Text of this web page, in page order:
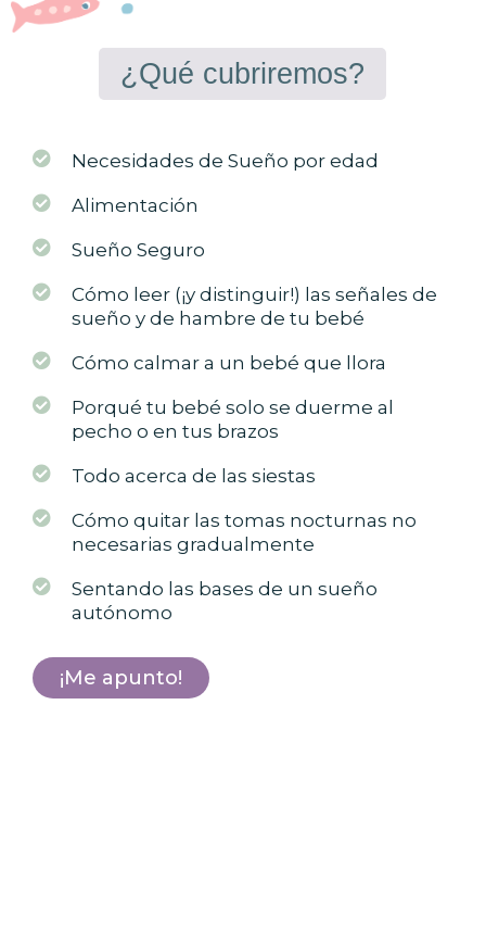
¿Qué cubriremos?
Necesidades de Sueño por edad
Alimentación
Sueño Seguro
Cómo leer (¡y distinguir!) las señales de
sueño y de hambre de tu bebé
Cómo calmar a un bebé que llora
Porqué tu bebé solo se duerme al
pecho o en tus brazos
Todo acerca de las siestas
Cómo quitar las tomas nocturnas no
necesarias gradualmente
Sentando las bases de un sueño
autónomo
¡Me apunto!